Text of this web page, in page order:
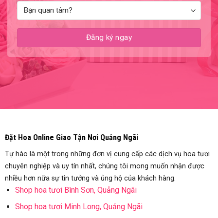
Đặt Hoa Online Giao Tận Nơi Quảng Ngãi
Tự hào là một trong những đơn vị cung cấp các dịch vụ hoa tươi
chuyên nghiệp và uy tín nhất, chúng tôi mong muốn nhận được
nhiều hơn nữa sự tin tưởng và ủng hộ của khách hàng.
Shop hoa tươi Bình Sơn, Quảng Ngãi
Shop hoa tươi Minh Long, Quảng Ngãi